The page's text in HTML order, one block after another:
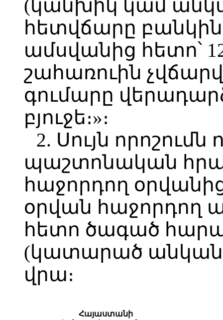
(կանխիկ կամ
հետվճարը
ամսվանից հետո՝
շահառուին
գումարը
բյուջե։»։
2. Սույն որոշումն
պաշտոնական
հաջորդող
օրվան հաջորդող
հետո ծագած
(կատարած
վրա։
Հայաստանի